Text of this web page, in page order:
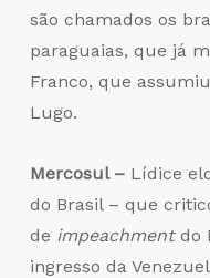
são chamados os
paraguaias, que já
Franco, que
Lugo.
Mercosul – Lídice
do Brasil – que
de impeachmentdo
ingresso da